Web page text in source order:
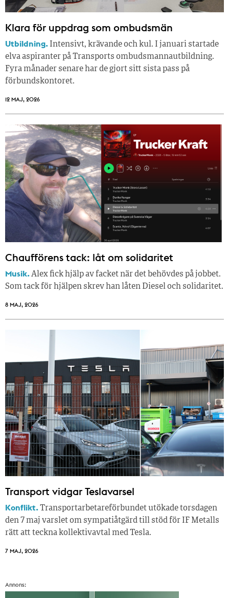
Klara för uppdrag som ombudsmän
Utbildning. Intensivt, krävande och kul. I januari startade
elva aspiranter på Transports ombudsmannautbildning.
Fyra månader senare har de gjort sitt sista pass på
förbundskontoret.
12 MAJ, 2026
Chaufförens tack: låt om solidaritet
Musik.Alex fick hjälp av facket när det behövdes på jobbet.
Som tack för hjälpen skrev han låten Diesel och solidaritet.
8 MAJ, 2026
Transport vidgar Teslavarsel
Konflikt.Transportarbetareförbundet utökade torsdagen
den 7 maj varslet om sympatiåtgärd till stöd för IF Metalls
rätt att teckna kollektivavtal med Tesla.
7 MAJ, 2026
Annons: